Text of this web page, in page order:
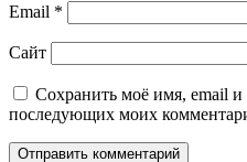
Email *
Сайт
Сохранить моё имя, email и
последующих моих